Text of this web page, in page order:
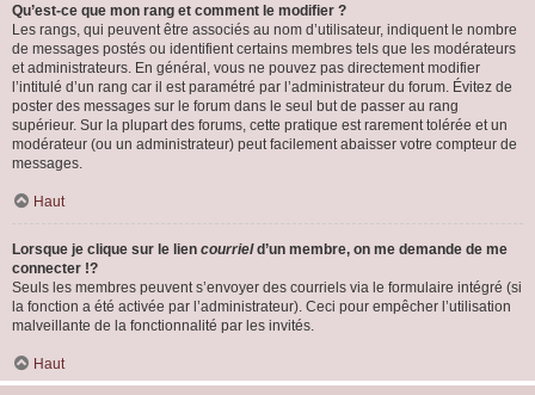
Qu’est-ce que mon rang et comment le modifier ?
Les rangs, qui peuvent être associés au nom d’utilisateur, indiquent le nombre
de messages postés ou identifient certains membres tels que les modérateurs
et administrateurs. En général, vous ne pouvez pas directement modifier
l’intitulé d’un rang car il est paramétré par l’administrateur du forum. Évitez de
poster des messages sur le forum dans le seul but de passer au rang
supérieur. Sur la plupart des forums, cette pratique est rarement tolérée et un
modérateur (ou un administrateur) peut facilement abaisser votre compteur de
messages.
Haut
Lorsque je clique sur le lien courrield’un membre, on me demande de me
connecter !?
Seuls les membres peuvent s’envoyer des courriels via le formulaire intégré (si
la fonction a été activée par l’administrateur). Ceci pour empêcher l’utilisation
malveillante de la fonctionnalité par les invités.
Haut